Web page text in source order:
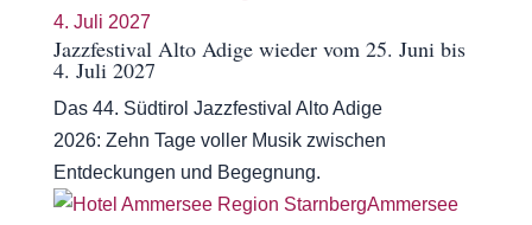
Jazzfestival Alto Adige wieder vom 25. Juni bis
4. Juli 2027
Das 44. Südtirol Jazzfestival Alto Adige
2026: Zehn Tage voller Musik zwischen
Entdeckungen und Begegnung.